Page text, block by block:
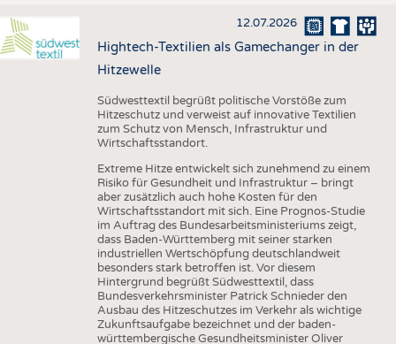
12.07.2026
Hightech-Textilien als Gamechanger in der
Hitzewelle
Südwesttextil begrüßt politische Vorstöße zum
Hitzeschutz und verweist auf innovative Textilien
zum Schutz von Mensch, Infrastruktur und
Wirtschaftsstandort.
Extreme Hitze entwickelt sich zunehmend zu einem
Risiko für Gesundheit und Infrastruktur – bringt
aber zusätzlich auch hohe Kosten für den
Wirtschaftsstandort mit sich. Eine Prognos-Studie
im Auftrag des Bundesarbeitsministeriums zeigt,
dass Baden-Württemberg mit seiner starken
industriellen Wertschöpfung deutschlandweit
besonders stark betroffen ist. Vor diesem
Hintergrund begrüßt Südwesttextil, dass
Bundesverkehrsminister Patrick Schnieder den
Ausbau des Hitzeschutzes im Verkehr als wichtige
Zukunftsaufgabe bezeichnet und der baden-
württembergische Gesundheitsminister Oliver